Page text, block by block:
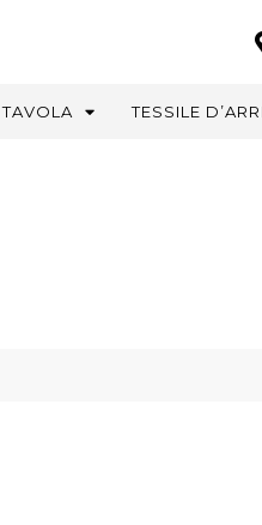
TAVOLA TESSILE